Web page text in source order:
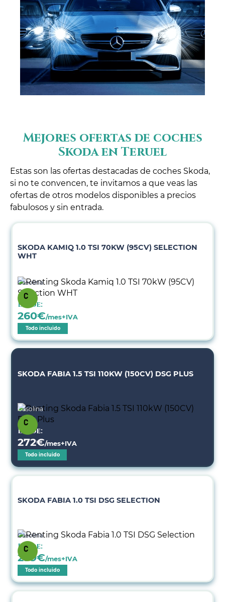
Mejores ofertas de coches
Skoda en Teruel
Estas son las ofertas destacadas de coches Skoda,
si no te convencen, te invitamos a que veas las
ofertas de otros modelos disponibles a precios
fabulosos y sin entrada.
SKODA KAMIQ 1.0 TSI 70KW (95CV) SELECTION
WHT
Gasolina
Desde:
260€/mes+IVA
Todo incluido
SKODA FABIA 1.5 TSI 110KW (150CV) DSG PLUS
Gasolina
Desde:
272€/mes+IVA
Todo incluido
SKODA FABIA 1.0 TSI DSG SELECTION
Gasolina
Desde:
299€/mes+IVA
Todo incluido